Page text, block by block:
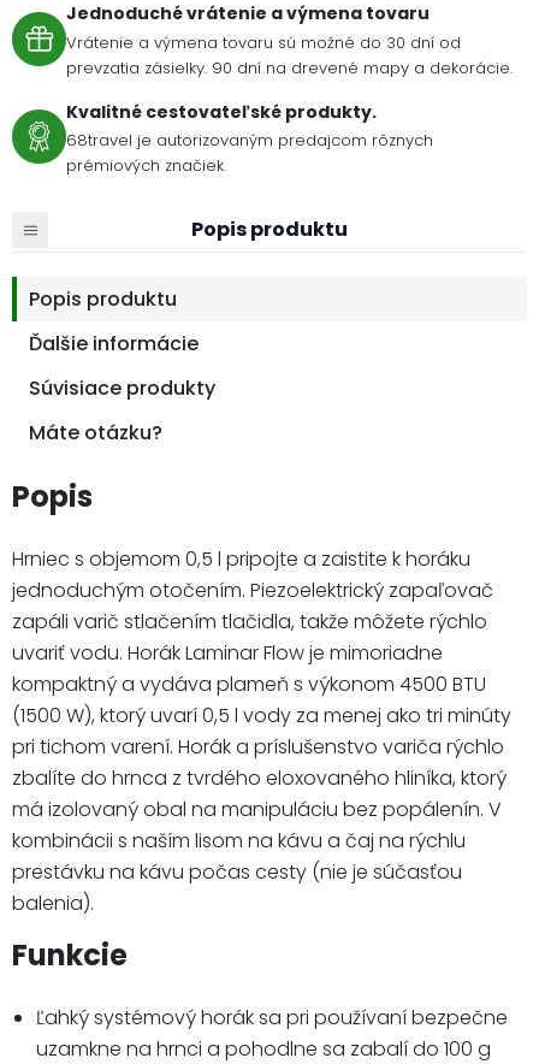
Jednoduché vrátenie a výmena tovaru
Vrátenie a výmena tovaru sú možné do 30 dní od
prevzatia zásielky. 90 dní na drevené mapy a dekorácie.
Kvalitné cestovateľské produkty.
68travel je autorizovaným predajcom rôznych
prémiových značiek.
Popis produktu
Popis produktu
Ďalšie informácie
Súvisiace produkty
Máte otázku?
Popis
Hrniec s objemom 0,5 l pripojte a zaistite k horáku
jednoduchým otočením. Piezoelektrický zapaľovač
zapáli varič stlačením tlačidla, takže môžete rýchlo
uvariť vodu. Horák Laminar Flow je mimoriadne
kompaktný a vydáva plameň s výkonom 4500 BTU
(1500 W), ktorý uvarí 0,5 l vody za menej ako tri minúty
pri tichom varení. Horák a príslušenstvo variča rýchlo
zbalíte do hrnca z tvrdého eloxovaného hliníka, ktorý
má izolovaný obal na manipuláciu bez popálenín. V
kombinácii s naším lisom na kávu a čaj na rýchlu
prestávku na kávu počas cesty (nie je súčasťou
balenia).
Funkcie
Ľahký systémový horák sa pri používaní bezpečne
uzamkne na hrnci a pohodlne sa zabalí do 100 g